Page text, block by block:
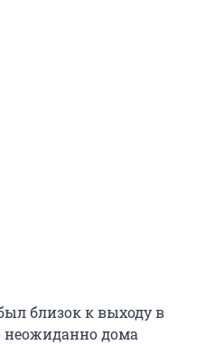
близок к выходу в
неожиданно дома